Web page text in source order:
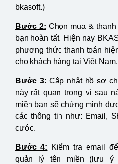
bkasoft.)
Bước 2: Chọn mua &
bạn hoàn tất. Hiện nay
phương thức thanh toán
cho khách hàng tại Việt Nam.
Bước 3: Cập nhật hồ sơ
này rất quan trọng vì sau
miền bạn sẽ chứng minh
các thông tin như: Email,
cước.
Bước 4: Kiểm tra email
quản lý tên miền (lưu ý